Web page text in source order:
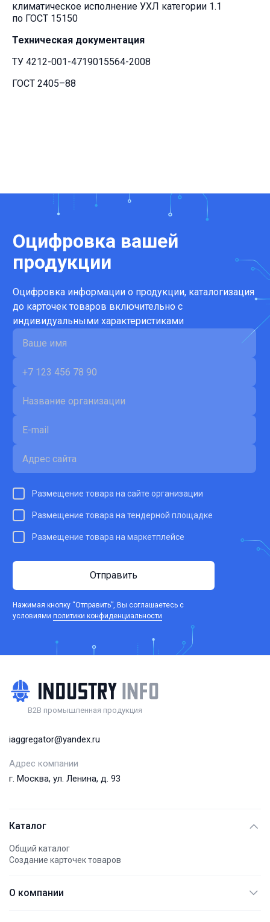
климатическое исполнение УХЛ категории 1.1
по ГОСТ 15150
Техническая документация
ТУ 4212-001-4719015564-2008
ГОСТ 2405–88
Оцифровка вашей
продукции
Оцифровка информации о продукции, каталогизация
до карточек товаров включительно с
индивидуальными характеристиками
Размещение товара на сайте организации
Размещение товара на тендерной площадке
Размещение товара на маркетплейсе
Отправить
Нажимая кнопку “Отправить”, Вы соглашаетесь c
условиями политики конфиденциальности
B2B промышленная продукция
iaggregator@yandex.ru
Адрес компании
г. Москва, ул. Ленина, д. 93
Каталог
Общий каталог
Создание карточек товаров
О компании